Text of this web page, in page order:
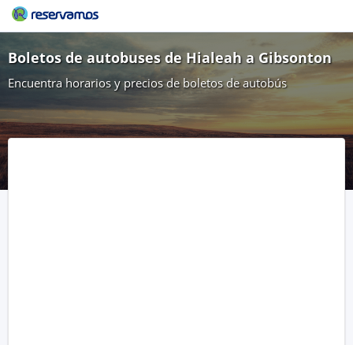
Boletos de autobuses de Hialeah a Gibsonton
Encuentra horarios y precios de boletos de autobús